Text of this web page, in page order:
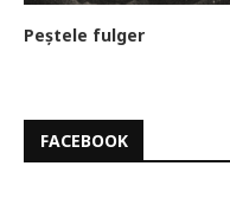
Peștele fulger
FACEBOOK